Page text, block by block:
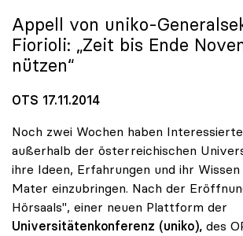
Appell von uniko-
Fiorioli: „Zeit bis Ende
nützen“
OTS 17.11.2014
Noch zwei Wochen haben
außerhalb der österreichischen
ihre Ideen, Erfahrungen und ihr Wissen
Mater einzubringen. Nach der
Hörsaals", einer neuen Plattform der
Universitätenkonferenz (uniko), des